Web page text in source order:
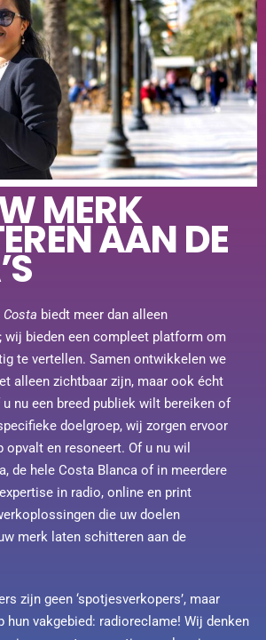
MERK
AAN DE
Costa biedt meer dan alleen
wij bieden een compleet platform om
te vertellen. Samen ontwikkelen we
alleen zichtbaar zijn, maar ook écht
nu een breed publiek wilt bereiken of
doelgroep, wij zorgen ervoor
opvalt en resoneert. Of u nu wil
de hele Costa Blanca of in meerdere
in radio, online en print
die uw doelen
merk laten schitteren aan de
zijn geen ‘spotjesverkopers’, maar
vakgebied: radioreclame! Wij denken